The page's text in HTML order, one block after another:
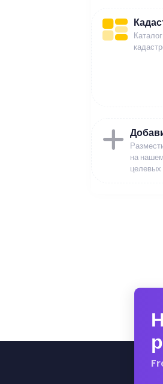
на
целевых